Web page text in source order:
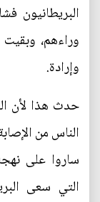
البريطانيون
وراءهم،
وإرادة.
حدث هذا لأن
الناس من
ساروا على
التي سعى